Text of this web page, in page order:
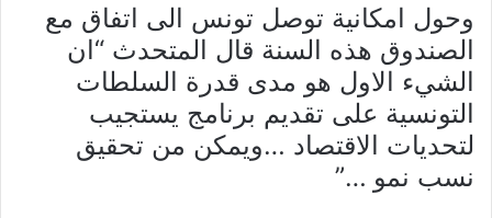
وحول امكانية توصل تونس الى اتفاق مع
الصندوق هذه السنة قال المتحدث “ان
الشيء الاول هو مدى قدرة السلطات
التونسية على تقديم برنامج يستجيب
لتحديات الاقتصاد …ويمكن من تحقيق
نسب نمو …”